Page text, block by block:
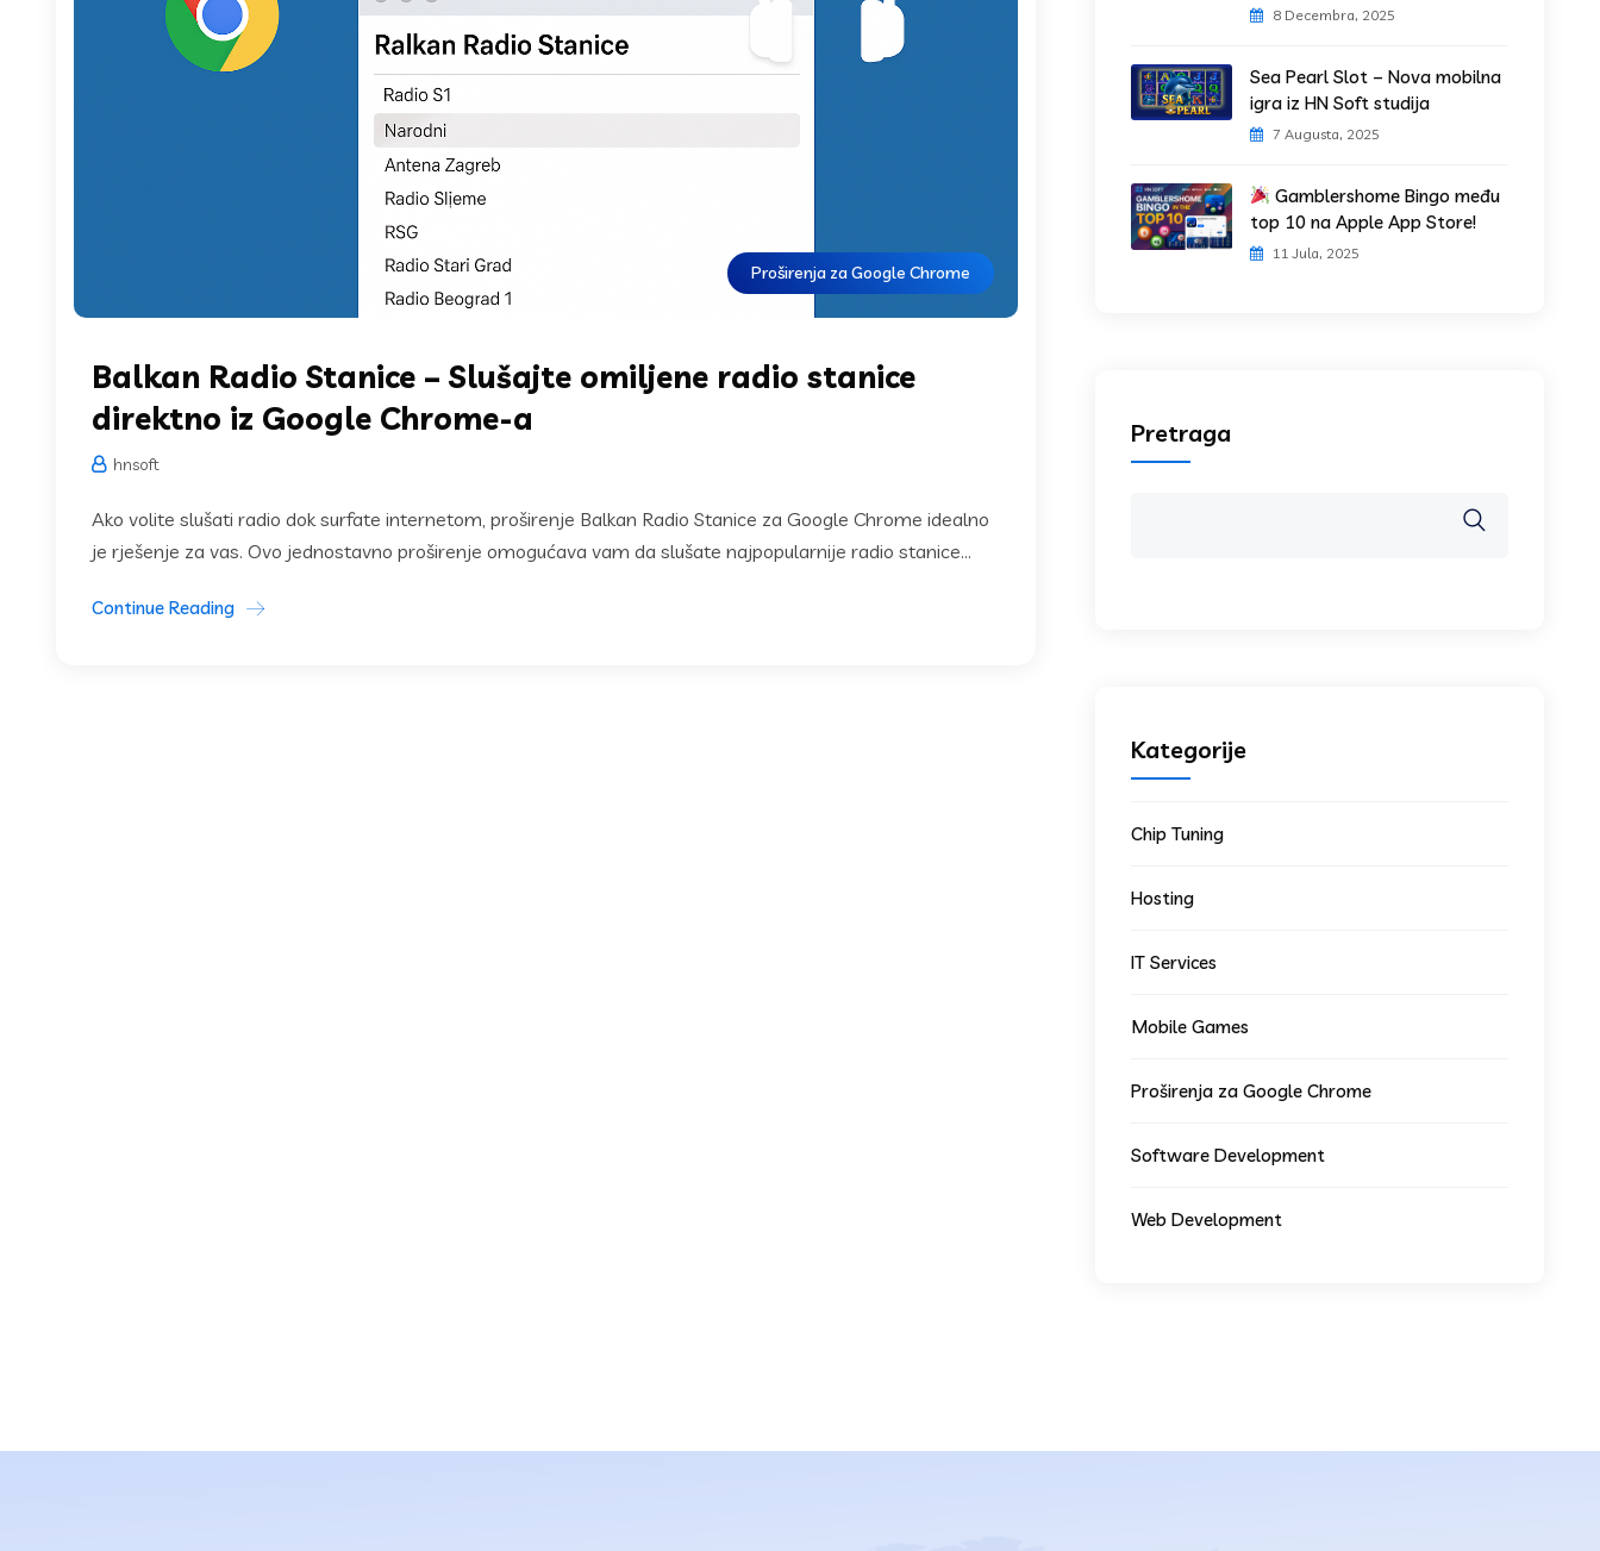
Proširenja za Google Chrome
Balkan Radio Stanice – Slušajte omiljene radio stanice
direktno iz Google Chrome-a
hnsoft
Ako volite slušati radio dok surfate internetom, proširenje Balkan Radio Stanice za Google Chrome idealno
je rješenje za vas. Ovo jednostavno proširenje omogućava vam da slušate najpopularnije radio stanice...
Continue Reading
8 Decembra, 2025
Sea Pearl Slot – Nova mobilna
igra iz HN Soft studija
7 Augusta, 2025
Gamblershome Bingo među
top 10 na Apple App Store!
11 Jula, 2025
Pretraga
Kategorije
Chip Tuning
Hosting
IT Services
Mobile Games
Proširenja za Google Chrome
Software Development
Web Development